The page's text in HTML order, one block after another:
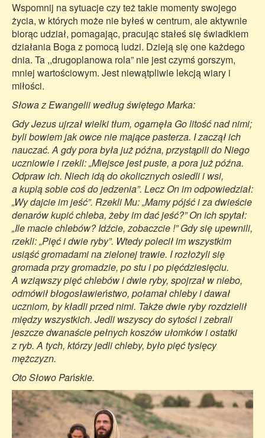
Wspomnij na sytuacje czy też takie momenty swojego
życia, w których może nie byłeś w centrum, ale aktywnie
biorąc udział, pomagając, pracując stałeś się świadkiem
działania Boga z pomocą ludzi. Dzieją się one każdego
dnia. Ta ,,drugoplanowa rola” nie jest czymś gorszym,
mniej wartościowym. Jest niewątpliwie lekcją wiary i
miłości.
Słowa z Ewangelii według świętego Marka:
Gdy Jezus ujrzał wielki tłum, ogarnęła Go litość nad nimi;
byli bowiem jak owce nie mające pasterza. I zaczął ich
nauczać. A gdy pora była już późna, przystąpili do Niego
uczniowie i rzekli: „Miejsce jest puste, a pora już późna.
Odpraw ich. Niech idą do okolicznych osiedli i wsi,
a kupią sobie coś do jedzenia”. Lecz On im odpowiedział:
„Wy dajcie im jeść”. Rzekli Mu: „Mamy pójść i za dwieście
denarów kupić chleba, żeby im dać jeść?” On ich spytał:
„Ile macie chlebów? Idźcie, zobaczcie !” Gdy się upewnili,
rzekli: „Pięć i dwie ryby”. Wtedy polecił im wszystkim
usiąść gromadami na zielonej trawie. I rozłożyli się
gromada przy gromadzie, po stu i po pięćdziesięciu.
A wziąwszy pięć chlebów i dwie ryby, spojrzał w niebo,
odmówił błogosławieństwo, połamał chleby i dawał
uczniom, by kładli przed nimi. Także dwie ryby rozdzielił
między wszystkich. Jedli wszyscy do sytości i zebrali
jeszcze dwanaście pełnych koszów ułomków i ostatki
z ryb. A tych, którzy jedli chleby, było pięć tysięcy
mężczyzn.
Oto Słowo Pańskie.